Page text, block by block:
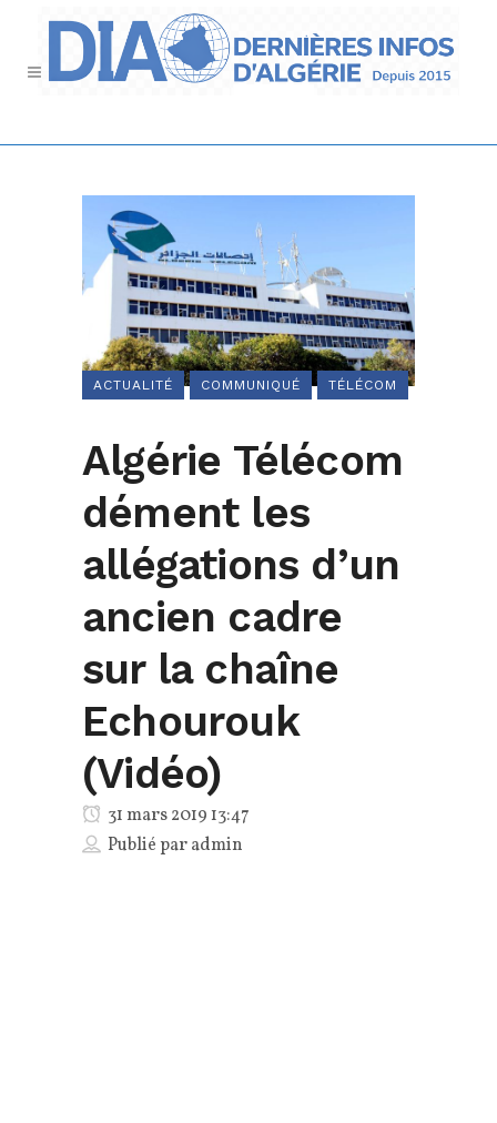
ACTUALITÉ COMMUNIQUÉ TÉLÉCOM
Algérie Télécom
dément les
allégations d’un
ancien cadre
sur la chaîne
Echourouk
(Vidéo)
31 mars 2019 13:47
Publié paradmin